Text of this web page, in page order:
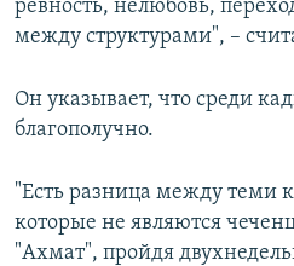
ревность, нелюбовь,
между структурами", –
Он указывает, что среди
благополучно.
"Есть разница между теми
которые не являются
"Ахмат", пройдя